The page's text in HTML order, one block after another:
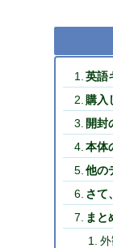
英語
購入
開封
本体
他の
さて
まと